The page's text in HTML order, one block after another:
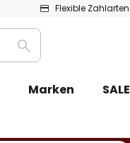
Flexible Zahlarten
Suche
Marken SALE